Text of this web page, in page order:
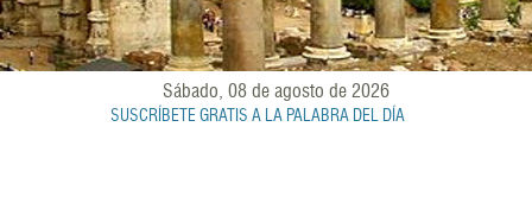
Sábado, 08 de agosto de 2026
SUSCRÍBETE GRATIS A LA PALABRA DEL DÍA